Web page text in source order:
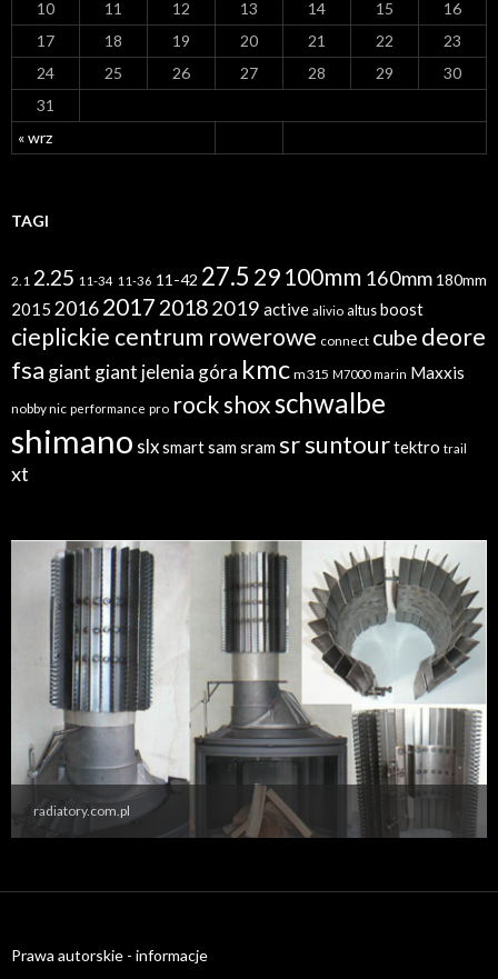
« wrz
10
11 12 13 14 15
16
17
18 19 20 21 22
23
24
25 26 27 28 29
30
31
TAGI
2.1 2.25 11-34 11-36 11-42 27.5 29 100mm 160mm 180mm
2015 20162017 20182019 active alivio altus boost
cieplickie centrum rowerowe connect cube deore
fsa giant giant jelenia góra kmc m315 M7000 marin Maxxis
nobby nic performance pro rock shoxschwalbe
shimano slxsmart sam sramsr suntourtektro trail
xt
radiatory.com.pl
Prawa autorskie - informacje